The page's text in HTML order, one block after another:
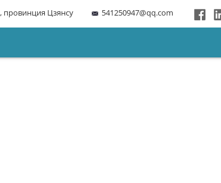
провинция Цзянсу 541250947@qq.com